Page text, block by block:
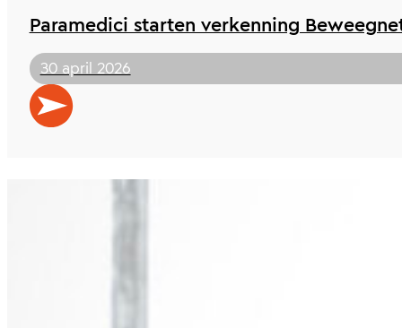
Paramedici starten verkenning
30 april 2026